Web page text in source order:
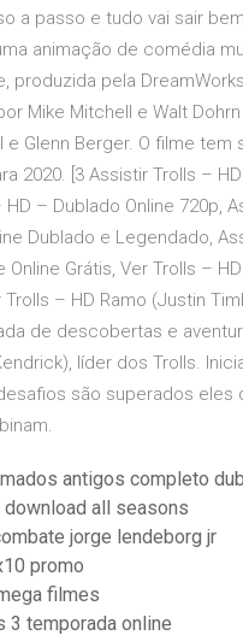
a passo e tudo vai sair
animação de comédia
produzida pela
Mike Mitchell e Walt
e Glenn Berger. O filme tem
2020. [3 Assistir Trolls –
HD – Dublado Online 720p,
Dublado e Legendado,
Online Grátis, Ver Trolls –
Trolls – HD Ramo (Justin
de descobertas e
líder dos Trolls.
são superados eles
antigos completo
all seasons
jorge lendeborg jr
promo
filmes
3 temporada online